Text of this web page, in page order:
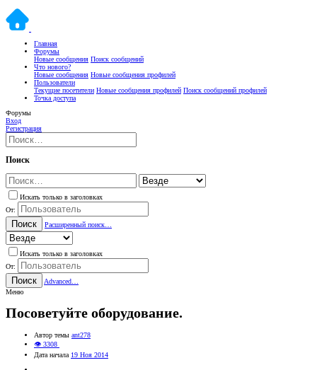
Главная
Форумы
Новые сообщения Поиск сообщений
Что нового?
Новые сообщения Новые сообщения профилей
Пользователи
Текущие посетители Новые сообщения профилей Поиск сообщений профилей
Точка доступа
Форумы
Вход
Регистрация
Поиск
Искать только в заголовках
От:
Поиск Расширенный поиск…
Искать только в заголовках
От:
Поиск
Advanced…
Меню
Посоветуйте оборудование.
Автор темы ant278
👁 3308
Дата начала 19 Ноя 2014